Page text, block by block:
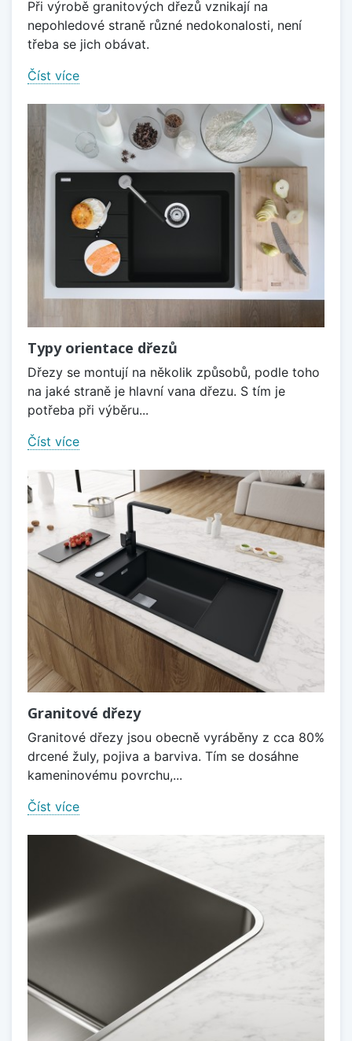
Při výrobě granitových dřezů vznikají na
nepohledové straně různé nedokonalosti, není
třeba se jich obávat.
Číst více
Typy orientace dřezů
Dřezy se montují na několik způsobů, podle toho
na jaké straně je hlavní vana dřezu. S tím je
potřeba při výběru...
Číst více
Granitové dřezy
Granitové dřezy jsou obecně vyráběny z cca 80%
drcené žuly, pojiva a barviva. Tím se dosáhne
kameninovému povrchu,...
Číst více